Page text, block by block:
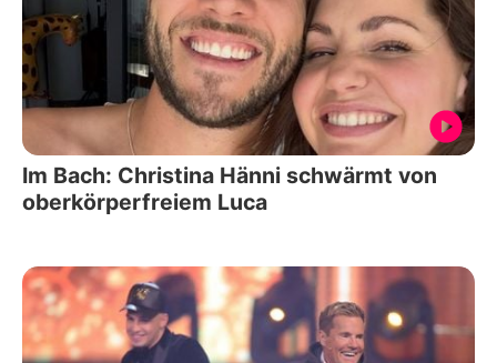
Im Bach: Christina Hänni schwärmt von
oberkörperfreiem Luca